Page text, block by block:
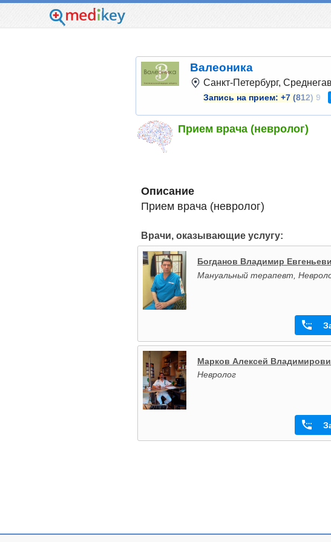
Валеоника
Санкт-Петербург,
Запись на прием: +7 (812) 9
Прием врача (невролог)
Описание
Прием врача (невролог)
Врачи, оказывающие услугу:
Богданов Владимир
Мануальный терапевт,
Марков Алексей
Невролог